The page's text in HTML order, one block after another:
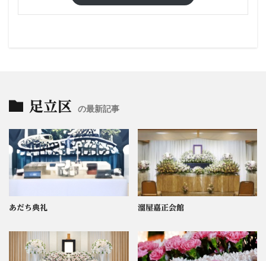
足立区 の最新記事
あだち典礼 溜屋嘉正会館